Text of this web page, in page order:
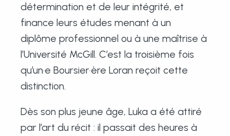
détermination et de leur intégrité, et
finance leurs études menant à un
diplôme professionnel ou à une maîtrise à
l’Université McGill. C’est la troisième fois
qu’un·e Boursier·ère Loran reçoit cette
distinction.
Dès son plus jeune âge, Luka a été attiré
par l’art du récit : il passait des heures à